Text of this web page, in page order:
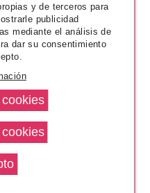
DIOR
y de terceros para
publicidad
mediante el análisis de
dar su consentimiento